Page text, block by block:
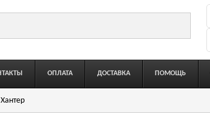
ОПЛАТА ДОСТАВКА ПОМОЩЬ